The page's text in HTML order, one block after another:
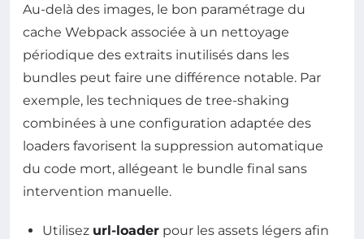
Au-delà des images, le bon paramétrage du
cache Webpack associée à un nettoyage
périodique des extraits inutilisés dans les
bundles peut faire une différence notable. Par
exemple, les techniques de tree-shaking
combinées à une configuration adaptée des
loaders favorisent la suppression automatique
du code mort, allégeant le bundle final sans
intervention manuelle.
Utilisez url-loader pour les assets légers afin